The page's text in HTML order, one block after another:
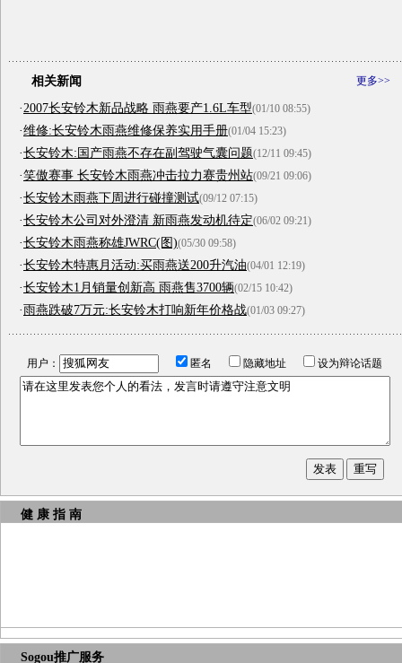
更多>>
相关新闻
·2007长安铃木新品战略 雨燕要产1.6L车型(01/10 08:55)
·维修:长安铃木雨燕维修保养实用手册(01/04 15:23)
·长安铃木:国产雨燕不存在副驾驶气囊问题(12/11 09:45)
·笑傲赛事 长安铃木雨燕冲击拉力赛贵州站(09/21 09:06)
·长安铃木雨燕下周进行碰撞测试(09/12 07:15)
·长安铃木公司对外澄清 新雨燕发动机待定(06/02 09:21)
·长安铃木雨燕称雄JWRC(图)(05/30 09:58)
·长安铃木特惠月活动:买雨燕送200升汽油(04/01 12:19)
·长安铃木1月销量创新高 雨燕售3700辆(02/15 10:42)
·雨燕跌破7万元:长安铃木打响新年价格战(01/03 09:27)
用户： 匿名 隐藏地址 设为辩论话题
健 康 指 南
Sogou推广服务